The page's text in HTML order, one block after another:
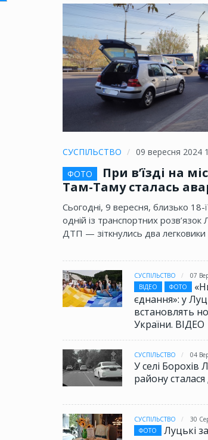
СУСПІЛЬСТВО
09 вересня 2024
ФОТО
При в’їзді на
Там-Таму сталась
Сьогодні, 9 вересня, близько 18-
одній із транспортних розв’язок
ДТП — зіткнулись два легковики
СУСПІЛЬСТВО
07
ВІДЕО
ФОТО
єднання»: у
встановлять
України. ВІДЕО
СУСПІЛЬСТВО 04
У селі Борохів
району
СУСПІЛЬСТВО
30
ФОТО
Луцькі